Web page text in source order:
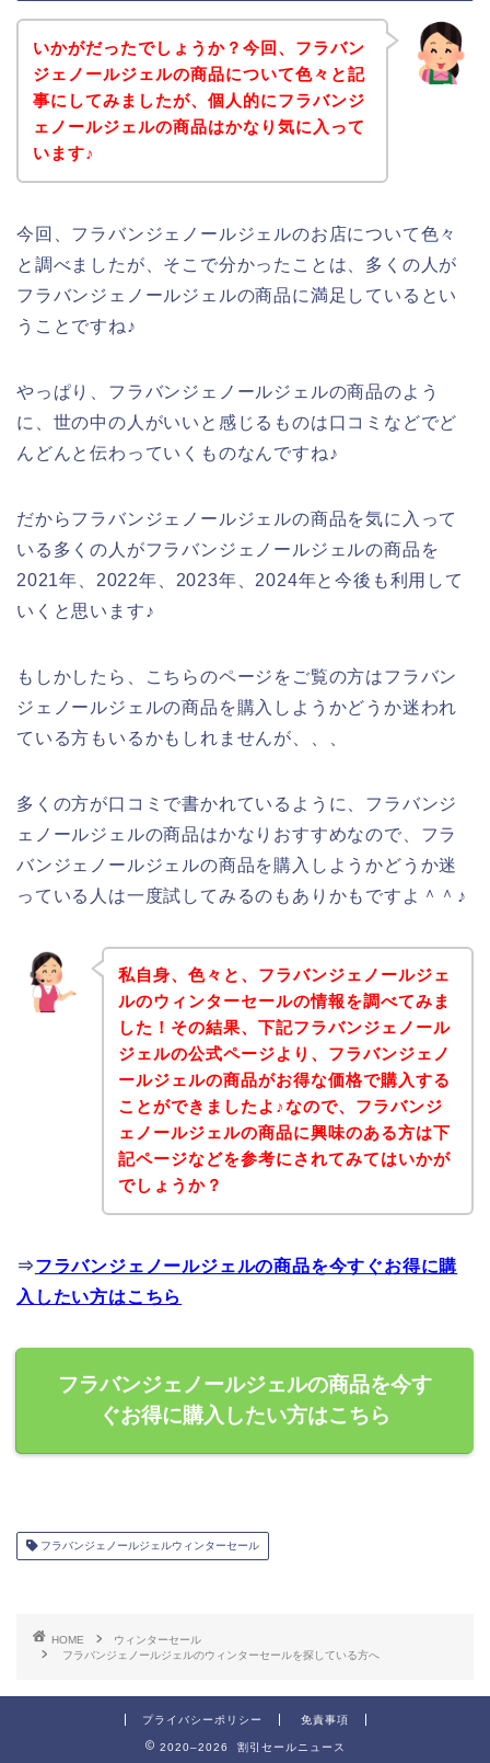
いかがだったでしょうか？今回、フラバン
ジェノールジェルの商品について色々と記
事にしてみましたが、個人的にフラバンジ
ェノールジェルの商品はかなり気に入って
います♪
今回、フラバンジェノールジェルのお店について色々
と調べましたが、そこで分かったことは、多くの人が
フラバンジェノールジェルの商品に満足しているとい
うことですね♪
やっぱり、フラバンジェノールジェルの商品のよう
に、世の中の人がいいと感じるものは口コミなどでど
んどんと伝わっていくものなんですね♪
だからフラバンジェノールジェルの商品を気に入って
いる多くの人がフラバンジェノールジェルの商品を
2021年、2022年、2023年、2024年と今後も利用して
いくと思います♪
もしかしたら、こちらのページをご覧の方はフラバン
ジェノールジェルの商品を購入しようかどうか迷われ
ている方もいるかもしれませんが、、、
多くの方が口コミで書かれているように、フラバンジ
ェノールジェルの商品はかなりおすすめなので、フラ
バンジェノールジェルの商品を購入しようかどうか迷
っている人は一度試してみるのもありかもですよ＾＾♪
私自身、色々と、フラバンジェノールジェ
ルのウィンターセールの情報を調べてみま
した！その結果、下記フラバンジェノール
ジェルの公式ページより、フラバンジェノ
ールジェルの商品がお得な価格で購入する
ことができましたよ♪なので、フラバンジ
ェノールジェルの商品に興味のある方は下
記ページなどを参考にされてみてはいかが
でしょうか？
⇒フラバンジェノールジェルの商品を今すぐお得に購
入したい方はこちら
フラバンジェノールジェルの商品を今す
ぐお得に購入したい方はこちら
フラバンジェノールジェルウィンターセール
HOME
ウィンターセール
フラバンジェノールジェルのウィンターセールを探している方へ
プライバシーポリシー 免責事項
2020–2026 割引セールニュース